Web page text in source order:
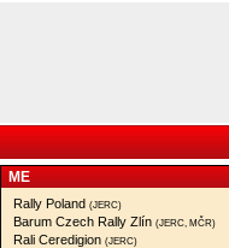
ME
Rally Poland (JERC)
Barum Czech Rally Zlín (JERC, MČR)
Rali Ceredigion (JERC)